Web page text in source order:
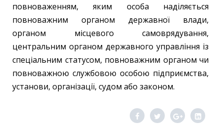
повноваженням, яким особа наділяється
повноважним органом державної влади,
органом місцевого самоврядування,
центральним органом державного управління із
спеціальним статусом, повноважним органом чи
повноважною службовою особою підприємства,
установи, організації, судом або законом.